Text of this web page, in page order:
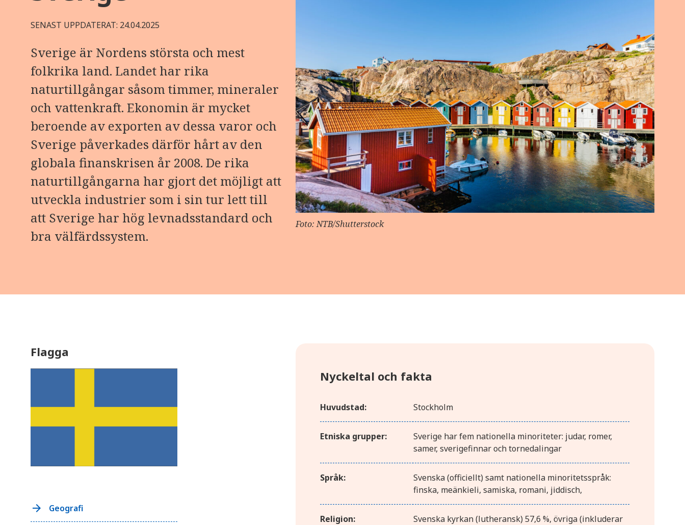
SENAST UPPDATERAT: 24.04.2025
Sverige är Nordens största och mest
folkrika land. Landet har rika
naturtillgångar såsom timmer, mineraler
och vattenkraft. Ekonomin är mycket
beroende av exporten av dessa varor och
Sverige påverkades därför hårt av den
globala finanskrisen år 2008. De rika
naturtillgångarna har gjort det möjligt att
utveckla industrier som i sin tur lett till
att Sverige har hög levnadsstandard och
bra välfärdssystem.
Foto: NTB/Shutterstock
Flagga
Geografi
Nyckeltal och fakta
Huvudstad: Stockholm
Etniska grupper:
Sverige har fem nationella minoriteter: judar, romer,
samer, sverigefinnar och tornedalingar
Språk:
Svenska (officiellt) samt nationella minoritetsspråk:
finska, meänkieli, samiska, romani, jiddisch,
Religion:
Svenska kyrkan (lutheransk) 57,6 %, övriga (inkluderar